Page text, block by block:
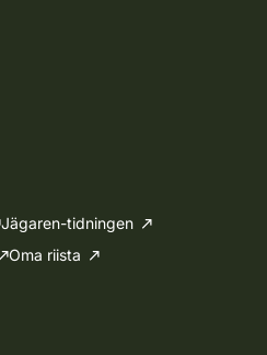
Jägaren-tidningen
Oma riista